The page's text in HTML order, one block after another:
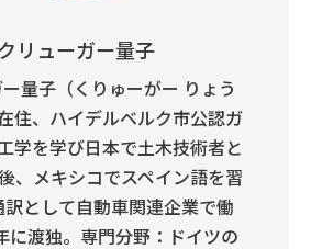
クリューガー量子
量子（くりゅーがー りょう
住、ハイデルベルク市公認ガ
学を学び日本で土木技術者と
、メキシコでスペイン語を習
として自動車関連企業で働
に渡独。専門分野：ドイツの